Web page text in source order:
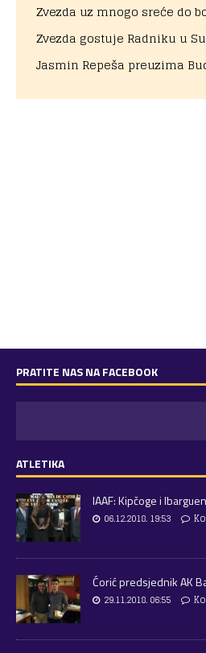
Zvezda uz mnogo sreće do
Zvezda gostuje Radniku u
Jasmin Repeša preuzima
PRATITE NAS NA FACEBOOK
ATLETIKA
IAAF: Kipčoge i
06.12.2018. 19:53
Ćorić predsjednik AK
29.11.2018. 06:55